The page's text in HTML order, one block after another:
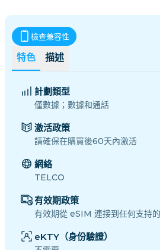
特色 描述
檢查兼容性
計劃類型
僅數據；數據和通話
激活政策
請確保在購買後60天內激活
網絡
TELCO
有效期政策
有效期從 eSIM 連接到任何支持
eKTY（身份驗證）